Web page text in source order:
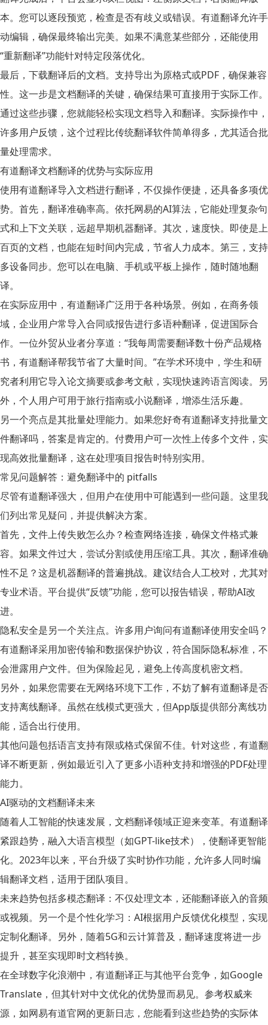
本。您可以逐段预览，检查是否有歧义或错误。有道翻译允许手
动编辑，确保最终输出完美。如果不满意某些部分，还能使用
“重新翻译”功能针对特定段落优化。
最后，下载翻译后的文档。支持导出为原格式或PDF，确保兼容
性。这一步是文档翻译的关键，确保结果可直接用于实际工作。
通过这些步骤，您就能轻松实现文档导入和翻译。实际操作中，
许多用户反馈，这个过程比传统翻译软件简单得多，尤其适合批
量处理需求。
有道翻译文档翻译的优势与实际应用
使用有道翻译导入文档进行翻译，不仅操作便捷，还具备多项优
势。首先，翻译准确率高。依托网易的AI算法，它能处理复杂句
式和上下文关联，远超早期机器翻译。其次，速度快。即使是上
百页的文档，也能在短时间内完成，节省人力成本。第三，支持
多设备同步。您可以在电脑、手机或平板上操作，随时随地翻
译。
在实际应用中，有道翻译广泛用于各种场景。例如，在商务领
域，企业用户常导入合同或报告进行多语种翻译，促进国际合
作。一位外贸从业者分享道：“我每周需要翻译数十份产品规格
书，有道翻译帮我节省了大量时间。”在学术环境中，学生和研
究者利用它导入论文摘要或参考文献，实现快速跨语言阅读。另
外，个人用户可用于旅行指南或小说翻译，增添生活乐趣。
另一个亮点是其批量处理能力。如果您好奇有道翻译支持批量文
件翻译吗 ，答案是肯定的。付费用户可一次性上传多个文件，实
现高效批量翻译，这在处理项目报告时特别实用。
常见问题解答：避免翻译中的 pitfalls
尽管有道翻译强大，但用户在使用中可能遇到一些问题。这里我
们列出常见疑问，并提供解决方案。
首先，文件上传失败怎么办？检查网络连接，确保文件格式兼
容。如果文件过大，尝试分割或使用压缩工具。其次，翻译准确
性不足？这是机器翻译的普遍挑战。建议结合人工校对，尤其对
专业术语。平台提供“反馈”功能，您可以报告错误，帮助AI改
进。
隐私安全是另一个关注点。许多用户询问有道翻译使用安全吗？
有道翻译采用加密传输和数据保护协议，符合国际隐私标准，不
会泄露用户文件。但为保险起见，避免上传高度机密文档。
另外，如果您需要在无网络环境下工作，不妨了解有道翻译是否
支持离线翻译。虽然在线模式更强大，但App版提供部分离线功
能，适合出行使用。
其他问题包括语言支持有限或格式保留不佳。针对这些，有道翻
译不断更新，例如最近引入了更多小语种支持和增强的PDF处理
能力。
AI驱动的文档翻译未来
随着人工智能的快速发展，文档翻译领域正迎来变革。有道翻译
紧跟趋势，融入大语言模型（如GPT-like技术），使翻译更智能
化。2023年以来，平台升级了实时协作功能，允许多人同时编
辑翻译文档，适用于团队项目。
未来趋势包括多模态翻译：不仅处理文本，还能翻译嵌入的音频
或视频。另一个是个性化学习：AI根据用户反馈优化模型，实现
定制化翻译。另外，随着5G和云计算普及，翻译速度将进一步
提升，甚至实现即时文档转换。
在全球数字化浪潮中，有道翻译正与其他平台竞争，如Google
Translate，但其针对中文优化的优势显而易见。参考权威来
源，如网易有道官网的更新日志，您能看到这些趋势的实际体